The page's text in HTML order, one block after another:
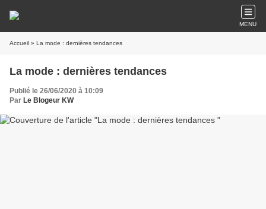
MENU
Accueil » La mode : dernières tendances
La mode : dernières tendances
Publié le 26/06/2020 à 10:09
Par Le Blogeur KW